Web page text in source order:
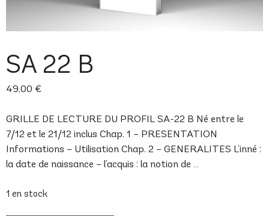
SA 22 B
49,00 €
GRILLE DE LECTURE DU PROFIL SA-22 B Né entre le
7/12 et le 21/12 inclus Chap. 1 – PRESENTATION
Informations – Utilisation Chap. 2 – GENERALITES L’inné :
la date de naissance – l’acquis : la notion de …
1 en stock